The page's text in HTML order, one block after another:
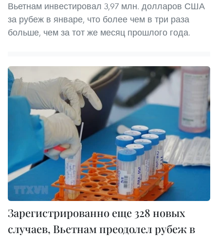
Вьетнам инвестировал 3,97 млн. долларов США
за рубеж в январе, что более чем в три раза
больше, чем за тот же месяц прошлого года.
Зарегистрированно еще 328 новых
случаев, Вьетнам преодолел рубеж в